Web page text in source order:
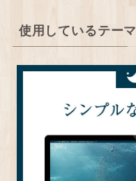
使用しているテーマ